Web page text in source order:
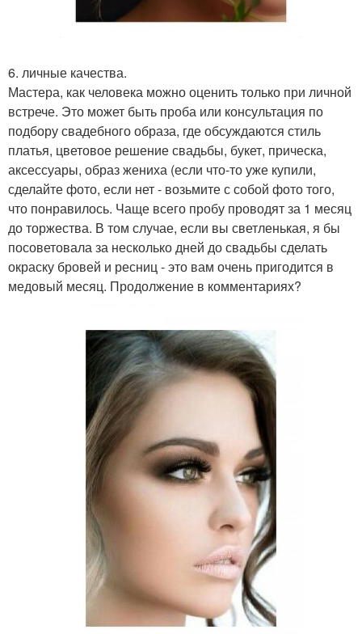
6. личные качества.
Мастера, как человека можно оценить только при личной
встрече. Это может быть проба или консультация по
подбору свадебного образа, где обсуждаются стиль
платья, цветовое решение свадьбы, букет, прическа,
аксессуары, образ жениха (если что-то уже купили,
сделайте фото, если нет - возьмите с собой фото того,
что понравилось. Чаще всего пробу проводят за 1 месяц
до торжества. В том случае, если вы светленькая, я бы
посоветовала за несколько дней до свадьбы сделать
окраску бровей и ресниц - это вам очень пригодится в
медовый месяц. Продолжение в комментариях?